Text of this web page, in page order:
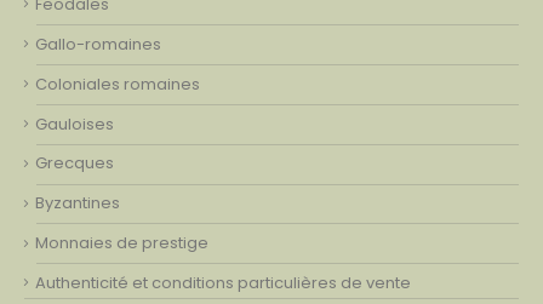
Gallo-romaines
Coloniales romaines
Gauloises
Grecques
Byzantines
Monnaies de prestige
Authenticité et conditions particulières de vente